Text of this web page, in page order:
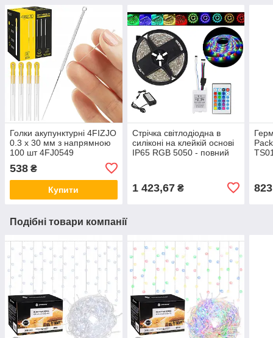
Голки акупунктурні 4FIZJO
0.3 х 30 мм з напрямною
100 шт 4FJ0549
538 ₴
Купити
Стрічка світлодіодна в
силіконі на клейкій основі
IP65 RGB 5050 - повний
1 423,67₴ 823
Подібні товари компанії